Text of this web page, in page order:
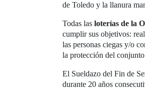
de Toledo y la llanura
Todas las loterías de la
cumplir sus objetivos:
las personas ciegas y/o
la protección del
El Sueldazo del Fin de
durante 20 años